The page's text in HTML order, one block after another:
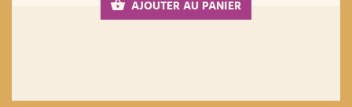
AJOUTER AU PANIER